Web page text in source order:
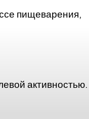
пищеварения,
активностью.